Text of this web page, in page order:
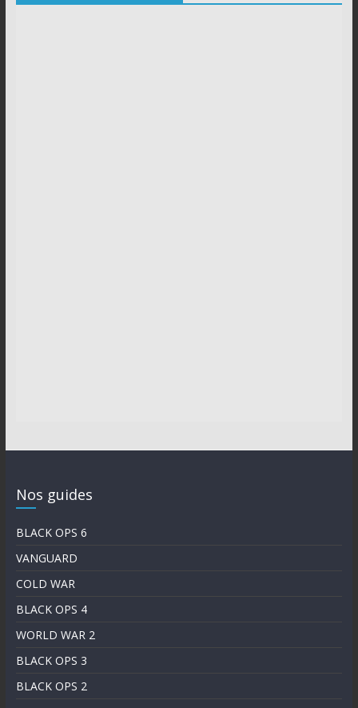
Nos guides
BLACK OPS 6
VANGUARD
COLD WAR
BLACK OPS 4
WORLD WAR 2
BLACK OPS 3
BLACK OPS 2